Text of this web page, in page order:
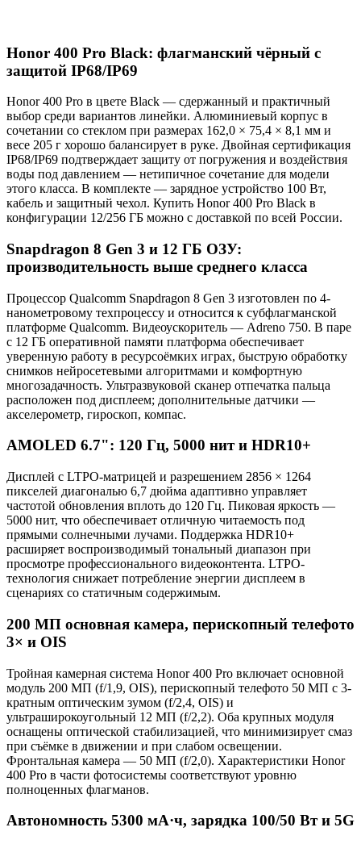
Honor 400 Pro Black: флагманский чёрный с
защитой IP68/IP69
Honor 400 Pro в цвете Black — сдержанный и практичный
выбор среди вариантов линейки. Алюминиевый корпус в
сочетании со стеклом при размерах 162,0 × 75,4 × 8,1 мм и
весе 205 г хорошо балансирует в руке. Двойная сертификация
IP68/IP69 подтверждает защиту от погружения и воздействия
воды под давлением — нетипичное сочетание для модели
этого класса. В комплекте — зарядное устройство 100 Вт,
кабель и защитный чехол. Купить Honor 400 Pro Black в
конфигурации 12/256 ГБ можно с доставкой по всей России.
Snapdragon 8 Gen 3 и 12 ГБ ОЗУ:
производительность выше среднего класса
Процессор Qualcomm Snapdragon 8 Gen 3 изготовлен по 4-
нанометровому техпроцессу и относится к субфлагманской
платформе Qualcomm. Видеоускоритель — Adreno 750. В паре
с 12 ГБ оперативной памяти платформа обеспечивает
уверенную работу в ресурсоёмких играх, быструю обработку
снимков нейросетевыми алгоритмами и комфортную
многозадачность. Ультразвуковой сканер отпечатка пальца
расположен под дисплеем; дополнительные датчики —
акселерометр, гироскоп, компас.
AMOLED 6.7": 120 Гц, 5000 нит и HDR10+
Дисплей с LTPO-матрицей и разрешением 2856 × 1264
пикселей диагональю 6,7 дюйма адаптивно управляет
частотой обновления вплоть до 120 Гц. Пиковая яркость —
5000 нит, что обеспечивает отличную читаемость под
прямыми солнечными лучами. Поддержка HDR10+
расширяет воспроизводимый тональный диапазон при
просмотре профессионального видеоконтента. LTPO-
технология снижает потребление энергии дисплеем в
сценариях со статичным содержимым.
200 МП основная камера, перископный телефото
3× и OIS
Тройная камерная система Honor 400 Pro включает основной
модуль 200 МП (f/1,9, OIS), перископный телефото 50 МП с 3-
кратным оптическим зумом (f/2,4, OIS) и
ультраширокоугольный 12 МП (f/2,2). Оба крупных модуля
оснащены оптической стабилизацией, что минимизирует смаз
при съёмке в движении и при слабом освещении.
Фронтальная камера — 50 МП (f/2,0). Характеристики Honor
400 Pro в части фотосистемы соответствуют уровню
полноценных флагманов.
Автономность 5300 мА·ч, зарядка 100/50 Вт и 5G